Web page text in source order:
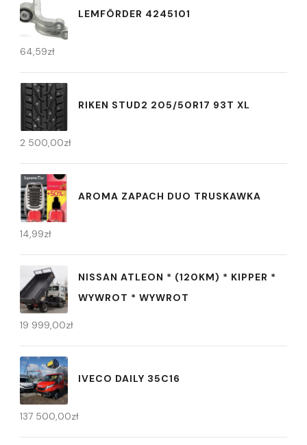
LEMFÖRDER 4245101
64,59zł
RIKEN STUD2 205/50R17 93T XL
2 500,00zł
AROMA ZAPACH DUO TRUSKAWKA
14,99zł
NISSAN ATLEON * (120KM) * KIPPER *
WYWROT * WYWROT
19 999,00zł
IVECO DAILY 35C16
137 500,00zł